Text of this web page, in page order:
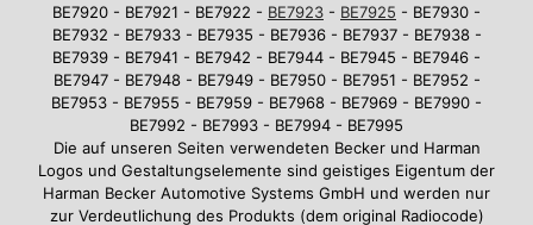
BE7920 - BE7921 - BE7922 - BE7923 - BE7925 - BE7930 -
BE7932 - BE7933 - BE7935 - BE7936 - BE7937 - BE7938 -
BE7939 - BE7941 - BE7942 - BE7944 - BE7945 - BE7946 -
BE7947 - BE7948 - BE7949 - BE7950 - BE7951 - BE7952 -
BE7953 - BE7955 - BE7959 - BE7968 - BE7969 - BE7990 -
BE7992 - BE7993 - BE7994 - BE7995
Die auf unseren Seiten verwendeten Becker und Harman
Logos und Gestaltungselemente sind geistiges Eigentum der
Harman Becker Automotive Systems GmbH und werden nur
zur Verdeutlichung des Produkts (dem original Radiocode)